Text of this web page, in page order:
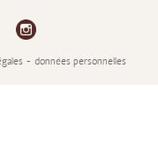
- données personnelles